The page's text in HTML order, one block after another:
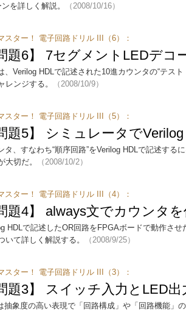
を詳しく解説。
（2008/10/16）
スター！ 電子回路ドリル III（6）：
題6】 7セグメントLEDデコ
、Verilog HDLで記述された10進カウンタの“テス
レンジする。
（2008/10/9）
スター！ 電子回路ドリル III（5）：
題5】 シミュレータで
タ、すなわち“順序回路”をVerilog HDLで記述する
大切だ。
（2008/10/2）
スター！ 電子回路ドリル III（4）：
題4】 always文でカウンタ
HDLで記述したOR回路をFPGAボードで動作さ
て詳しく解説する。
（2008/9/25）
スター！ 電子回路ドリル III（3）：
題3】 スイッチ入力とLED出
抽象度の高い表現で「回路構成」や「回路機能」